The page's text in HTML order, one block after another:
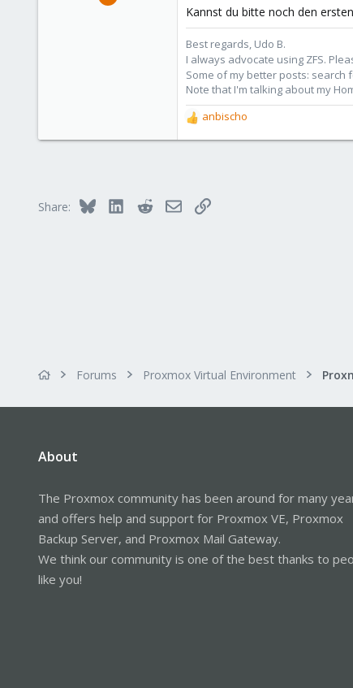
Kannst du bitte noch den
Best regards, Udo B.
I always advocate using ZFS.
Some of my better posts: search
Note that I'm talking about my
R
e
anbischo
Share: Bluesky LinkedInRedditEmailLink
Forums Proxmox Virtual Environment
About
The Proxmox community has been around for many
and offers help and support for Proxmox VE, Proxmox
Backup Server, and Proxmox Mail Gateway.
We think our community is one of the best thanks to
like you!